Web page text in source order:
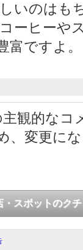
いのはも
ーヒーや
富ですよ
観的なコ
、変更に
・スポットのク